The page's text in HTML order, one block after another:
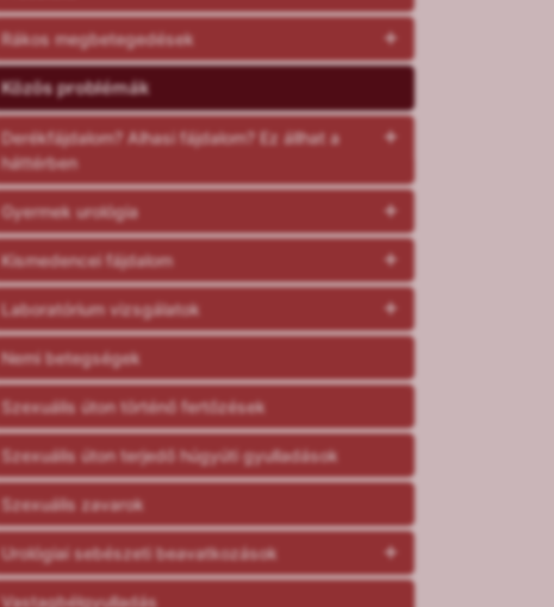
Rákos megbetegedések
Közös problémák
Derékfájdalom? Alhasi fájdalom? Ez állhat a
háttérben
Gyermek urológia
Kismedencei fájdalom
Laboratórium vizsgálatok
Nemi betegségek
Szexuális úton történő fertőzések
Szexuális úton terjedő húgyúti gyulladások
Szexuális zavarok
Urológiai sebészeti beavatkozások
Vastagbélgyulladás